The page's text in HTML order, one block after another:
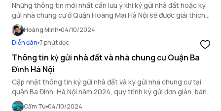
Những thông tin mới nhất cần lưu ý khi ký gửi nhà đất hoặc ký
gửi nhà chung cư ở Quận Hoàng Mai Hà Nội sẽ được giải thích
chi tiết qua bài viết sau.
Hoàng Minh 04/10/2024
Diễn đàn 7 phút đọc
Thông tin ký gửi nhà đất và nhà chung cư Quận Ba
Đình Hà Nội
Cập nhật thông tin ký gửi nhà đất và ký gửi nhà chung cư tại
quận Ba Đình, Hà Nội năm 2024, quy trình ký gửi đơn giản, bán
nhanh với giá thị trường.
Cẩm Tú 04/10/2024